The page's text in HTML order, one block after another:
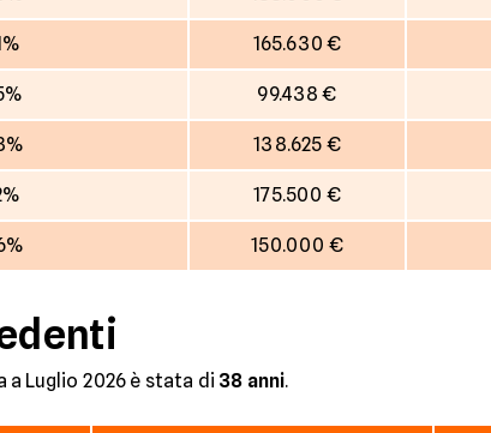
165.630 €
99.438 €
138.625 €
175.500 €
150.000 €
Luglio 2026 è stata di 38 anni.